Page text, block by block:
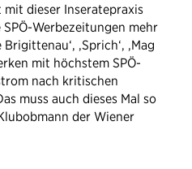
dieser Inseratepraxis
Werbezeitungen mehr
‚Sprich‘, ‚Mag
mit höchstem SPÖ-
nach kritischen
muss auch dieses Mal so
der Wiener